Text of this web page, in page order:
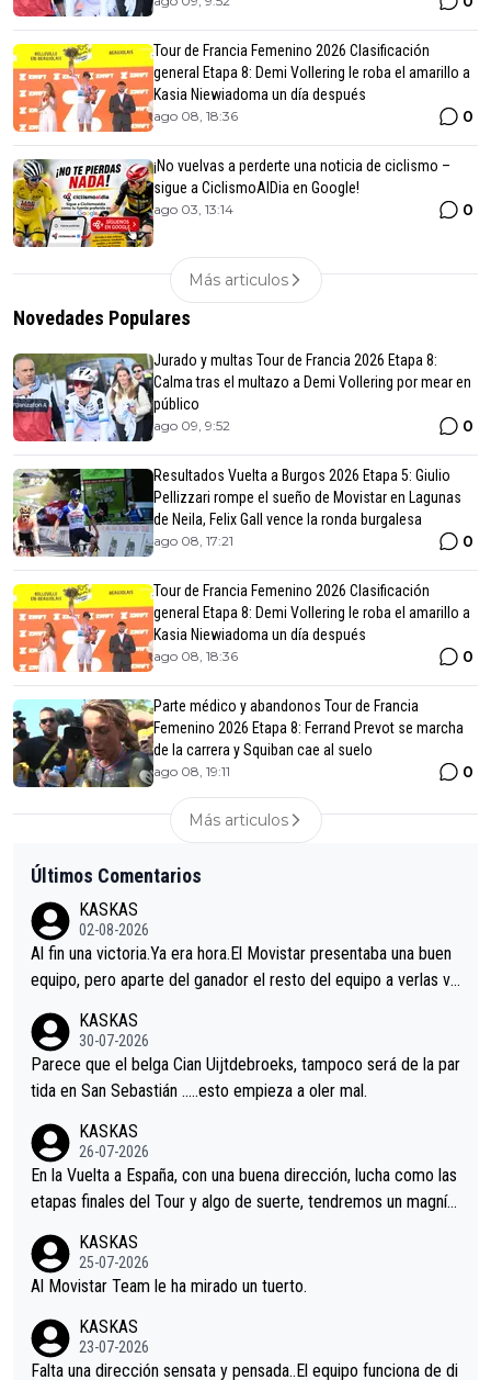
Tour de Francia Femenino 2026 Clasificación
general Etapa 8: Demi Vollering le roba el amarillo a
Kasia Niewiadoma un día después
ago 08, 18:36 0
¡No vuelvas a perderte una noticia de ciclismo –
sigue a CiclismoAlDia en Google!
ago 03, 13:14 0
Más articulos
Novedades Populares
Jurado y multas Tour de Francia 2026 Etapa 8:
Calma tras el multazo a Demi Vollering por mear en
público
ago 09, 9:52 0
Resultados Vuelta a Burgos 2026 Etapa 5: Giulio
Pellizzari rompe el sueño de Movistar en Lagunas
de Neila, Felix Gall vence la ronda burgalesa
ago 08, 17:21 0
Tour de Francia Femenino 2026 Clasificación
general Etapa 8: Demi Vollering le roba el amarillo a
Kasia Niewiadoma un día después
ago 08, 18:36 0
Parte médico y abandonos Tour de Francia
Femenino 2026 Etapa 8: Ferrand Prevot se marcha
de la carrera y Squiban cae al suelo
ago 08, 19:11 0
Más articulos
Últimos Comentarios
KASKAS
02-08-2026
Al fin una victoria.Ya era hora.El Movistar presentaba una buen
equipo, pero aparte del ganador el resto del equipo a verlas ve
s.La única buena noticia es la mejoría de Enric Más en San Seb
astian.Si en la Vuelta a Burgos sigue la mejoría, podríamos ten
er alguna sorpresa en la Vuelta.Ojalá.
KASKAS
30-07-2026
Parece que el belga Cian Uijtdebroeks, tampoco será de la par
tida en San Sebastián …..esto empieza a oler mal.
KASKAS
26-07-2026
En la Vuelta a España, con una buena dirección, lucha como las
etapas finales del Tour y algo de suerte, tendremos un magnífi
KASKAS
25-07-2026
Al Movistar Team le ha mirado un tuerto.
KASKAS
23-07-2026
Falta una dirección sensata y pensada..El equipo funciona de di